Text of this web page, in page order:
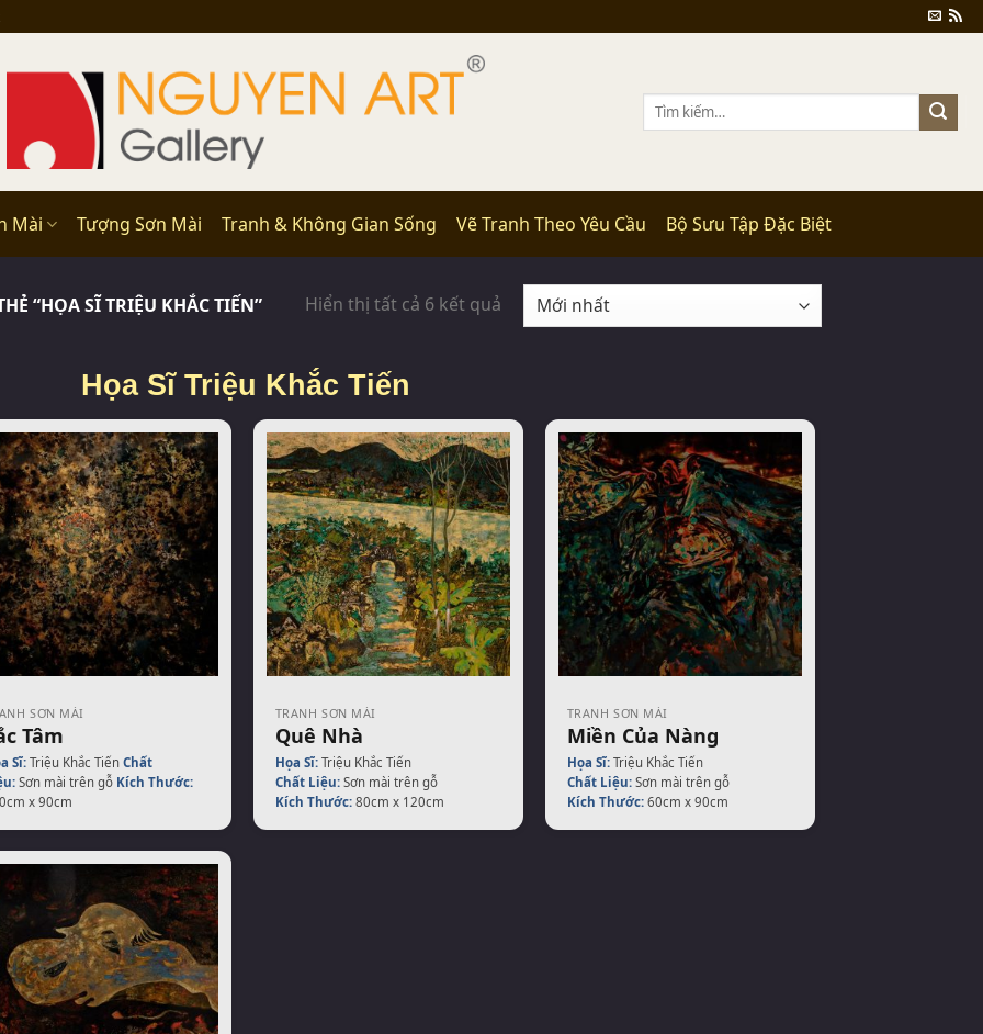
Tìm
Mài Tượng Sơn Mài Tranh & Không Gian Sống Vẽ Tranh Theo Yêu Cầu Bộ Sưu Tập Đặc Biệt
“HỌA SĨ TRIỆU KHẮC TIẾN” Hiển thị tất cả 6 kết quả
Họa Sĩ Triệu Khắc Tiến
SƠN MÀI
Tâm
Sĩ:Triệu Khắc Tiến Chất
Sơn mài trên gỗ Kích Thước:
x 90cm
TRANH SƠN MÀI
Quê Nhà
Họa Sĩ:Triệu Khắc Tiến
Chất Liệu: Sơn mài trên gỗ
Kích Thước:80cm x 120cm
TRANH SƠN MÀI
Miền Của Nàng
Họa Sĩ:Triệu Khắc Tiến
Chất Liệu: Sơn mài trên gỗ
Kích Thước:60cm x 90cm